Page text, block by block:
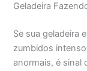
Geladeira
Se sua geladeira
zumbidos
anormais, é sinal